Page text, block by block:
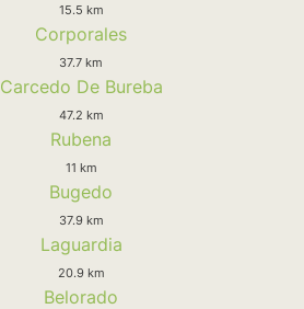
15.5 km
Corporales
37.7 km
Carcedo De Bureba
47.2 km
Rubena
11 km
Bugedo
37.9 km
Laguardia
20.9 km
Belorado